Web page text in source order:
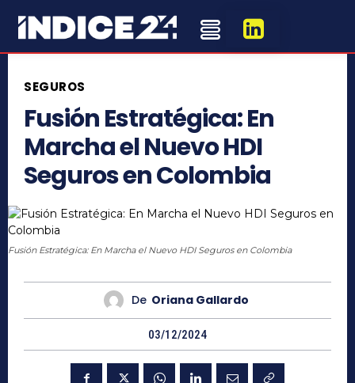
SEGUROS
Fusión Estratégica: En
Marcha el Nuevo HDI
Seguros en Colombia
Fusión Estratégica: En Marcha el Nuevo HDI Seguros en Colombia
De Oriana Gallardo
03/12/2024